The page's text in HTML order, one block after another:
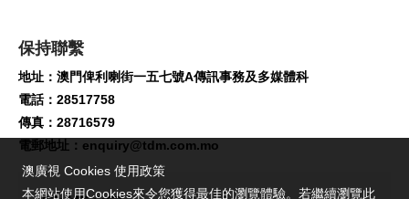
保持聯繫
地址：澳門俾利喇街一五七號A傳訊事務及多媒體科
電話：28517758
傳真：28716579
電郵地址： enquiry@tdm.com.mo
澳廣視 Cookies 使用政策
本網站使用Cookies來令您獲得最佳的瀏覽體驗。若繼續瀏覽此